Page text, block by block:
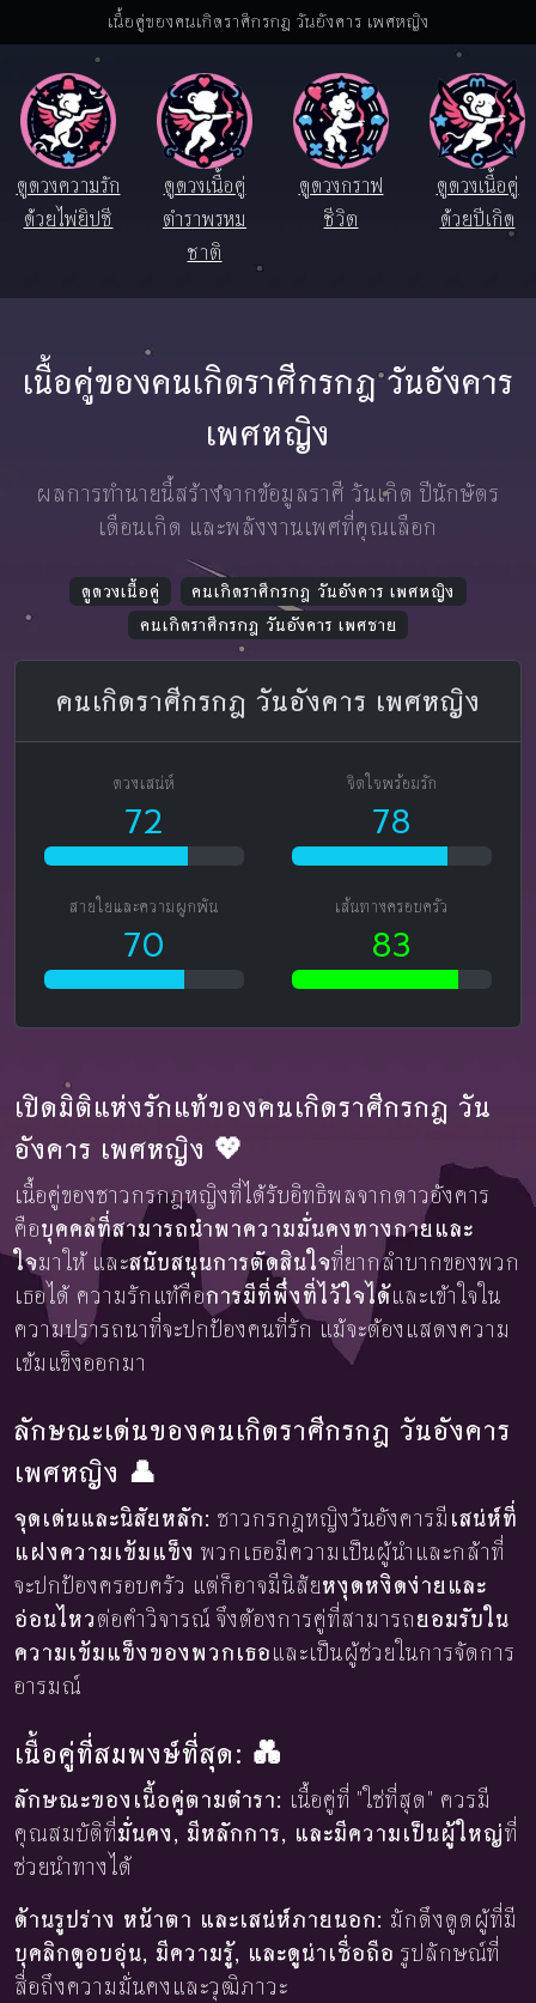
เนื้อคู่ของคนเกิดราศีกรกฎ วันอังคาร เพศหญิง
ดูดวงความรัก
ด้วยไพ่ยิปซี
ดูดวงเนื้อคู่
ตำราพรหม
ชาติ
ดูดวงกราฟ
ชีวิต
ดูดวงเนื้อคู่
ด้วยปีเกิด
เนื้อคู่ของคนเกิดราศีกรกฎ วันอังคาร
เพศหญิง
ผลการทำนายนี้สร้างจากข้อมูลราศี วันเกิด ปีนักษัตร
เดือนเกิด และพลังงานเพศที่คุณเลือก
ดูดวงเนื้อคู่
คนเกิดราศีกรกฎ วันอังคาร เพศหญิง
คนเกิดราศีกรกฎ วันอังคาร เพศชาย
คนเกิดราศีกรกฎ วันอังคาร เพศหญิง
ดวงเสน่ห์
72
จิตใจพร้อมรัก
78
สายใยและความผูกพัน
70
เส้นทางครอบครัว
83
เปิดมิติแห่งรักแท้ของคนเกิดราศีกรกฎ วัน
อังคาร เพศหญิง 💖
เนื้อคู่ของชาวกรกฎหญิงที่ได้รับอิทธิพลจากดาวอังคาร
คือบุคคลที่สามารถนำพาความมั่นคงทางกายและ
ใจมาให้ และสนับสนุนการตัดสินใจที่ยากลำบากของพวก
เธอได้ ความรักแท้คือการมีที่พึ่งที่ไว้ใจได้และเข้าใจใน
ความปรารถนาที่จะปกป้องคนที่รัก แม้จะต้องแสดงความ
เข้มแข็งออกมา
ลักษณะเด่นของคนเกิดราศีกรกฎ วันอังคาร
เพศหญิง 👤
จุดเด่นและนิสัยหลัก: ชาวกรกฎหญิงวันอังคารมี เสน่ห์ที่
แฝงความเข้มแข็ง พวกเธอมีความเป็นผู้นำและกล้าที่
จะปกป้องครอบครัว แต่ก็อาจมีนิสัยหงุดหงิดง่ายและ
อ่อนไหวต่อคำวิจารณ์ จึงต้องการคู่ที่สามารถยอมรับใน
ความเข้มแข็งของพวกเธอและเป็นผู้ช่วยในการจัดการ
อารมณ์
เนื้อคู่ที่สมพงษ์ที่สุด: 💑
ลักษณะของเนื้อคู่ตามตำรา: เนื้อคู่ที่ "ใช่ที่สุด" ควรมี
คุณสมบัติที่มั่นคง, มีหลักการ, และมีความเป็นผู้ใหญ่ที่
ช่วยนำทางได้
ด้านรูปร่าง หน้าตา และเสน่ห์ภายนอก: มักดึงดูดผู้ที่มี
บุคลิกดูอบอุ่น, มีความรู้, และดูน่าเชื่อถือ รูปลักษณ์ที่
สื่อถึงความมั่นคงและวุฒิภาวะ